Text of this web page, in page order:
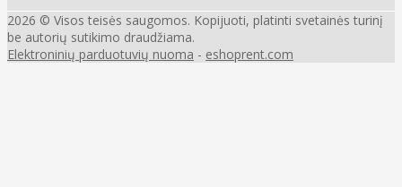
2026 © Visos teisės saugomos. Kopijuoti, platinti svetainės turinį
be autorių sutikimo draudžiama.
Elektroninių parduotuvių nuoma - eshoprent.com